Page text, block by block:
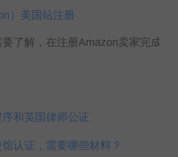
）美国站注册
了解，在注册Amazon卖家完成
和英国律师公证
认证，需要哪些材料？